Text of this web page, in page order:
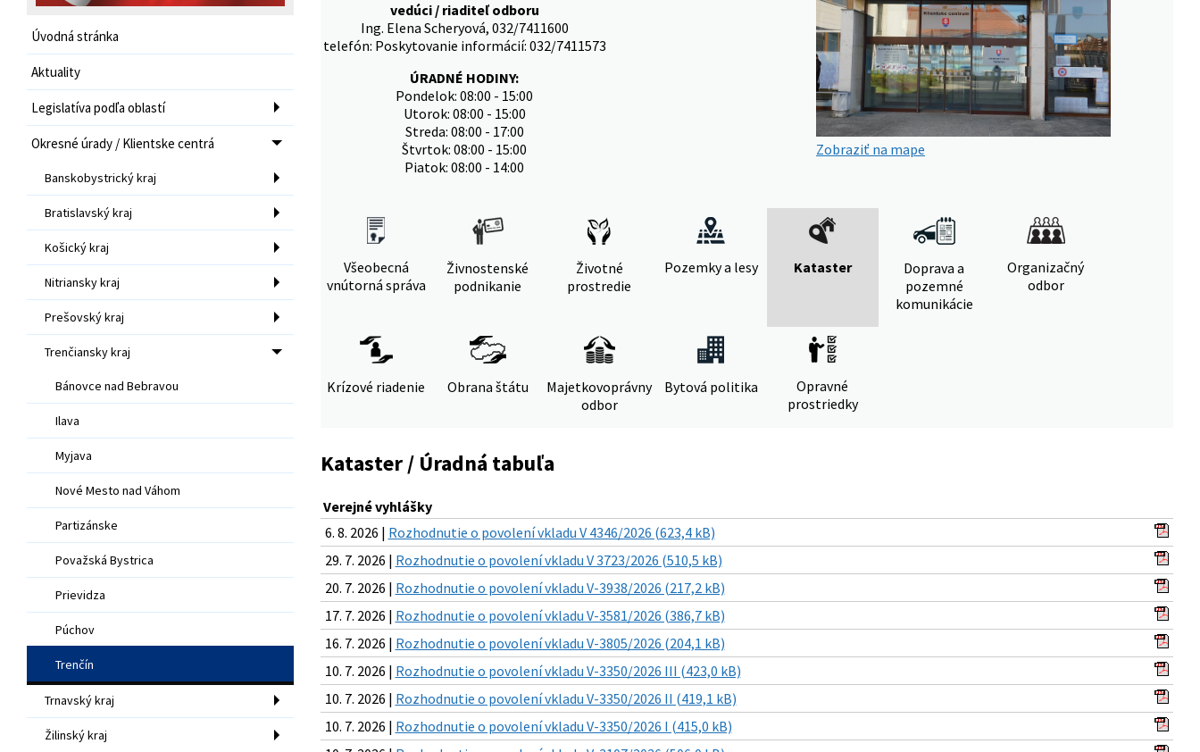
Úvodná stránka
Aktuality
Legislatíva podľa oblastí
Okresné úrady / Klientske centrá
Banskobystrický kraj
Bratislavský kraj
Košický kraj
Nitriansky kraj
Prešovský kraj
Trenčiansky kraj
Bánovce nad Bebravou
Ilava
Myjava
Nové Mesto nad Váhom
Partizánske
Považská Bystrica
Prievidza
Púchov
Trenčín
Trnavský kraj
Žilinský kraj
vedúci / riaditeľ odboru
Ing. Elena Scheryová, 032/7411600
telefón: Poskytovanie informácií: 032/7411573
ÚRADNÉ HODINY:
Pondelok: 08:00 - 15:00
Utorok: 08:00 - 15:00
Streda: 08:00 - 17:00
Štvrtok: 08:00 - 15:00
Piatok: 08:00 - 14:00
Zobraziť na mape
Všeobecná
vnútorná správa
Živnostenské
podnikanie
Životné
prostredie
Pozemky a lesy Kataster
Doprava a
pozemné
komunikácie
Organizačný
odbor
Krízové riadenie Obrana štátu
Majetkovoprávny
odbor
Bytová politika
Opravné
prostriedky
Kataster / Úradná tabuľa
Verejné vyhlášky
6. 8. 2026 | Rozhodnutie o povolení vkladu V 4346/2026 (623,4 kB)
29. 7. 2026 | Rozhodnutie o povolení vkladu V 3723/2026 (510,5 kB)
20. 7. 2026 | Rozhodnutie o povolení vkladu V-3938/2026 (217,2 kB)
17. 7. 2026 | Rozhodnutie o povolení vkladu V-3581/2026 (386,7 kB)
16. 7. 2026 | Rozhodnutie o povolení vkladu V-3805/2026 (204,1 kB)
10. 7. 2026 | Rozhodnutie o povolení vkladu V-3350/2026 III (423,0 kB)
10. 7. 2026 | Rozhodnutie o povolení vkladu V-3350/2026 II (419,1 kB)
10. 7. 2026 | Rozhodnutie o povolení vkladu V-3350/2026 I (415,0 kB)